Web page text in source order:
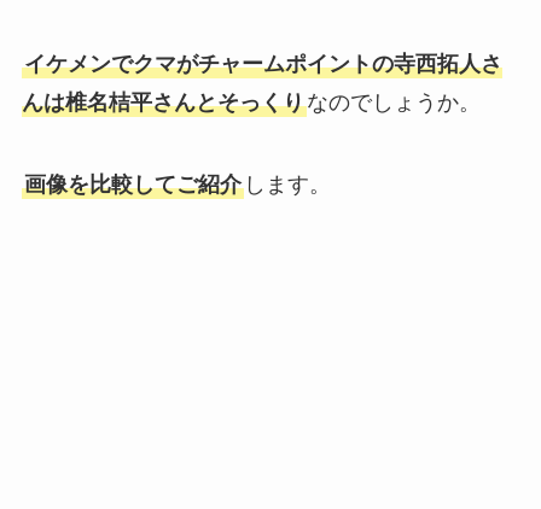
イケメンでクマがチャームポイントの寺西拓人さ
んは椎名桔平さんとそっくりなのでしょうか。
画像を比較してご紹介します。